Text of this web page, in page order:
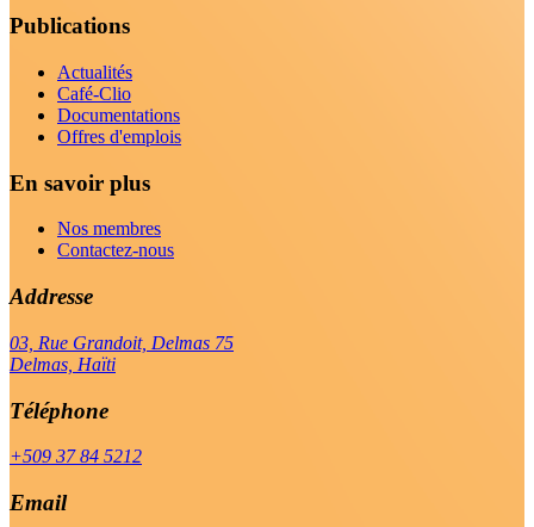
Publications
Actualités
Café-Clio
Documentations
Offres d'emplois
En savoir plus
Nos membres
Contactez-nous
Addresse
03, Rue Grandoit, Delmas 75
Delmas, Haïti
Téléphone
+509 37 84 5212
Email